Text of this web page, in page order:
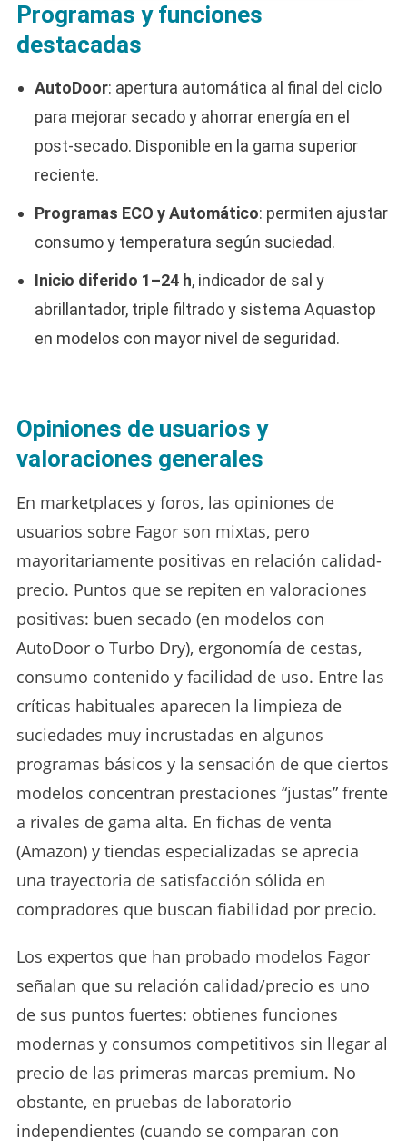
Programas y funciones
destacadas
AutoDoor: apertura automática al final del ciclo
para mejorar secado y ahorrar energía en el
post-secado. Disponible en la gama superior
reciente.
Programas ECO y Automático: permiten ajustar
consumo y temperatura según suciedad.
Inicio diferido 1–24 h, indicador de sal y
abrillantador, triple filtrado y sistema Aquastop
en modelos con mayor nivel de seguridad.
Opiniones de usuarios y
valoraciones generales
En marketplaces y foros, las opiniones de
usuarios sobre Fagor son mixtas, pero
mayoritariamente positivas en relación calidad-
precio. Puntos que se repiten en valoraciones
positivas: buen secado (en modelos con
AutoDoor o Turbo Dry), ergonomía de cestas,
consumo contenido y facilidad de uso. Entre las
críticas habituales aparecen la limpieza de
suciedades muy incrustadas en algunos
programas básicos y la sensación de que ciertos
modelos concentran prestaciones “justas” frente
a rivales de gama alta. En fichas de venta
(Amazon) y tiendas especializadas se aprecia
una trayectoria de satisfacción sólida en
compradores que buscan fiabilidad por precio.
Los expertos que han probado modelos Fagor
señalan que su relación calidad/precio es uno
de sus puntos fuertes: obtienes funciones
modernas y consumos competitivos sin llegar al
precio de las primeras marcas premium. No
obstante, en pruebas de laboratorio
independientes (cuando se comparan con